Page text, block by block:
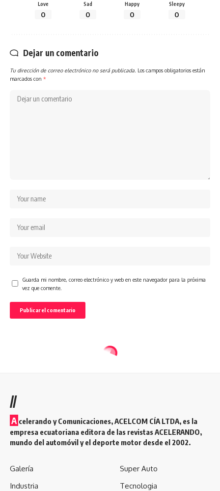
Love
0
Sad
0
Happy
0
Sleepy
0
Dejar un comentario
Tu dirección de correo electrónico no será publicada. Los campos obligatorios están
marcados con *
Guarda mi nombre, correo electrónico y web en este navegador para la próxima
vez que comente.
//
A celerando y Comunicaciones, ACELCOM CÍA LTDA, es la
empresa ecuatoriana editora de las revistas ACELERANDO,
mundo del automóvil y el deporte motor desde el 2002.
Galería
Industria
Super Auto
Tecnologia